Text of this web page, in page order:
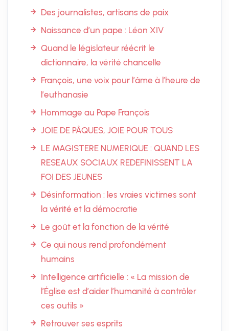
Des journalistes, artisans de paix
Naissance d’un pape : Léon XIV
Quand le législateur réécrit le
dictionnaire, la vérité chancelle
François, une voix pour l’âme à l’heure de
l’euthanasie
Hommage au Pape François
JOIE DE PÂQUES, JOIE POUR TOUS
LE MAGISTERE NUMERIQUE : QUAND LES
RESEAUX SOCIAUX REDEFINISSENT LA
FOI DES JEUNES
Désinformation : les vraies victimes sont
la vérité et la démocratie
Le goût et la fonction de la vérité
Ce qui nous rend profondément
humains
Intelligence artificielle : « La mission de
l’Église est d’aider l’humanité à contrôler
ces outils »
Retrouver ses esprits